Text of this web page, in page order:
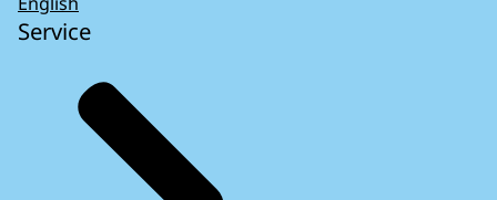
Service